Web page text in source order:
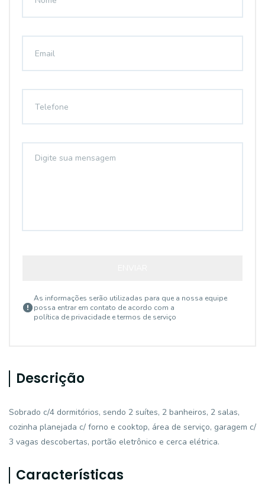
As informações serão utilizadas para que a nossa equipe
possa entrar em contato de acordo com a
política de privacidade e termos de serviço
Descrição
Sobrado c/4 dormitórios, sendo 2 suítes, 2 banheiros, 2 salas,
cozinha planejada c/ forno e cooktop, área de serviço, garagem c/
3 vagas descobertas, portão eletrônico e cerca elétrica.
Características